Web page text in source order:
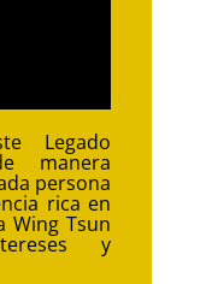
Legado
manera
persona
rica en
Wing Tsun
y